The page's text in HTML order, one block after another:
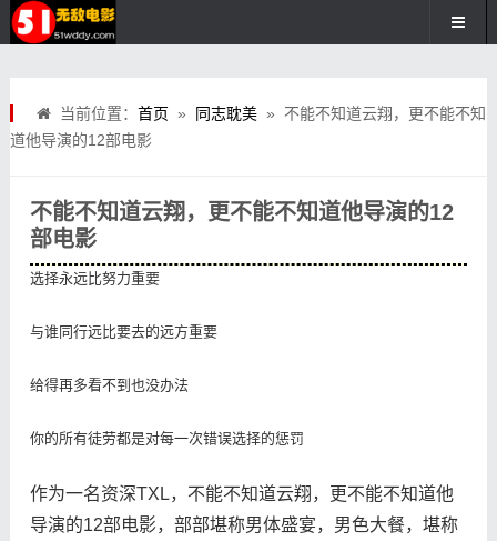
当前位置： 首页 » 同志耽美» 不能不知道云翔，更不能不知
道他导演的12部电影
不能不知道云翔，更不能不知道他导演的12
部电影
选择永远比努力重要
与谁同行远比要去的远方重要
给得再多看不到也没办法
你的所有徒劳都是对每一次错误选择的惩罚
作为一名资深TXL，不能不知道云翔，更不能不知道他
导演的12部电影，部部堪称男体盛宴，男色大餐，堪称